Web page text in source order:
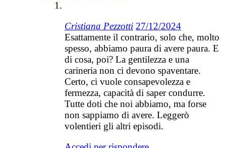
Cristiana Pezzotti 27/12/2024
Esattamente il contrario, solo che, molto
spesso, abbiamo paura di avere paura. E
di cosa, poi? La gentilezza e una
carineria non ci devono spaventare.
Certo, ci vuole consapevolezza e
fermezza, capacità di saper condurre.
Tutte doti che noi abbiamo, ma forse
non sappiamo di avere. Leggerò
volentieri gli altri episodi.